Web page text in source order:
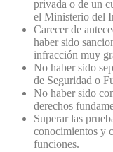
privada o de un
el Ministerio del
Carecer de
haber sido
infracción muy
No haber sido
de Seguridad o
No haber sido
derechos
Superar las
conocimientos y
funciones.